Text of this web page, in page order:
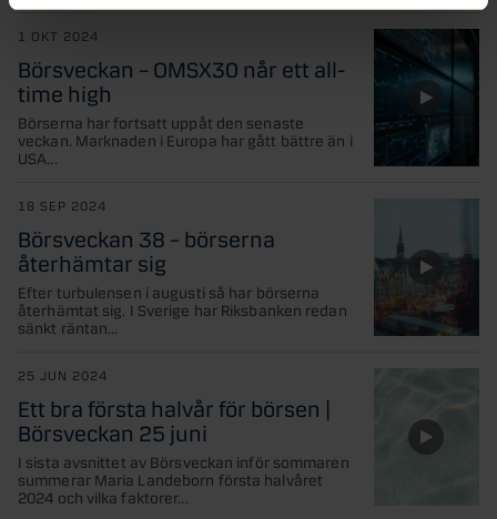
1 OKT 2024
Börsveckan – OMSX30 når ett all-
time high
Börserna har fortsatt uppåt den senaste
veckan. Marknaden i Europa har gått bättre än i
USA...
18 SEP 2024
Börsveckan 38 – börserna
återhämtar sig
Efter turbulensen i augusti så har börserna
återhämtat sig. I Sverige har Riksbanken redan
sänkt räntan...
25 JUN 2024
Ett bra första halvår för börsen |
Börsveckan 25 juni
I sista avsnittet av Börsveckan inför sommaren
summerar Maria Landeborn första halvåret
2024 och vilka faktorer...